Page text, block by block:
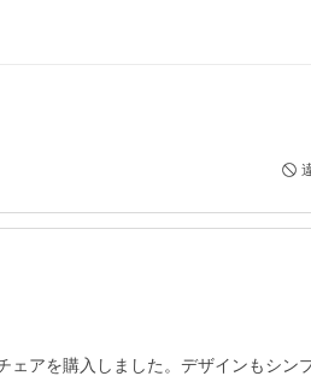
アを購入しました。デザインもシン